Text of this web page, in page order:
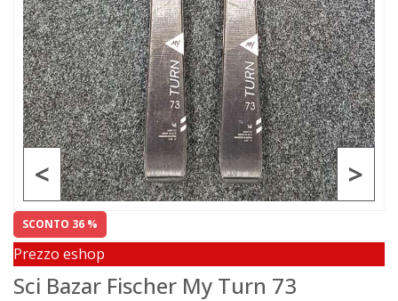
>
<
SCONTO 36 %
Prezzo eshop
Sci Bazar Fischer My Turn 73